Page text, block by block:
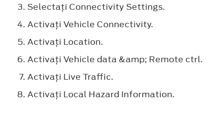
Selectaţi Connectivity Settings.
Activaţi Vehicle Connectivity.
Activaţi Location.
Activaţi Vehicle data &amp; Remote ctrl.
Activaţi Live Traffic.
Activaţi Local Hazard Information.